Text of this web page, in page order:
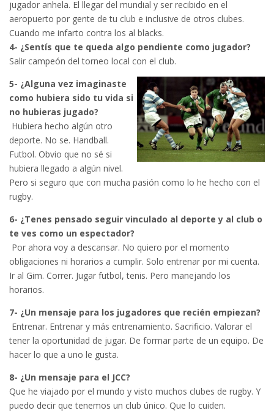
jugador anhela. El llegar del mundial y ser recibido en el
aeropuerto por gente de tu club e inclusive de otros clubes.
Cuando me infarto contra los al blacks.
4- ¿Sentís que te queda algo pendiente como jugador?
Salir campeón del torneo local con el club.
5- ¿Alguna vez imaginaste
como hubiera sido tu vida si
no hubieras jugado?
Hubiera hecho algún otro
deporte. No se. Handball.
Futbol. Obvio que no sé si
hubiera llegado a algún nivel.
Pero si seguro que con mucha pasión como lo he hecho con el
rugby.
6- ¿Tenes pensado seguir vinculado al deporte y al club o
te ves como un espectador?
Por ahora voy a descansar. No quiero por el momento
obligaciones ni horarios a cumplir. Solo entrenar por mi cuenta.
Ir al Gim. Correr. Jugar futbol, tenis. Pero manejando los
horarios.
7- ¿Un mensaje para los jugadores que recién empiezan?
Entrenar. Entrenar y más entrenamiento. Sacrificio. Valorar el
tener la oportunidad de jugar. De formar parte de un equipo. De
hacer lo que a uno le gusta.
8- ¿Un mensaje para el JCC?
Que he viajado por el mundo y visto muchos clubes de rugby. Y
puedo decir que tenemos un club único. Que lo cuiden.